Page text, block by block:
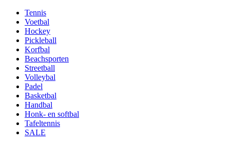
Tennis
Voetbal
Hockey
Pickleball
Korfbal
Beachsporten
Streetball
Volleybal
Padel
Basketbal
Handbal
Honk- en softbal
Tafeltennis
SALE